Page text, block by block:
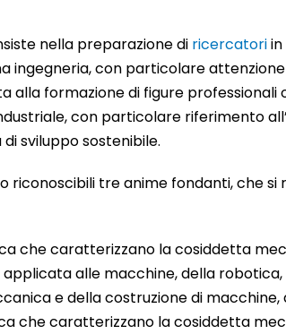
nella preparazione di ricercatori
ingegneria, con particolare
alla formazione di figure
con particolare riferimento
sviluppo sostenibile.
tre anime fondanti, che
che caratterizzano la cosiddetta
alle macchine, della
e della costruzione di macchine,
che caratterizzano la cosiddetta